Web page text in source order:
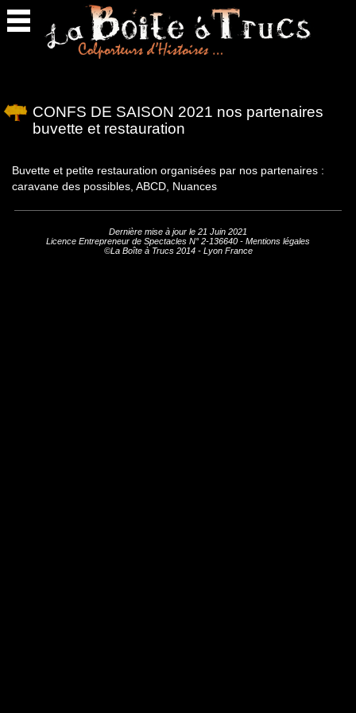
CONFS DE SAISON 2021 nos partenaires
buvette et restauration
Buvette et petite restauration organisées par nos partenaires :
caravane des possibles, ABCD, Nuances
Dernière mise à jour le 21 Juin 2021
Licence Entrepreneur de Spectacles N° 2-136640 - Mentions légales
©La Boîte à Trucs 2014 - Lyon France
Retour
en